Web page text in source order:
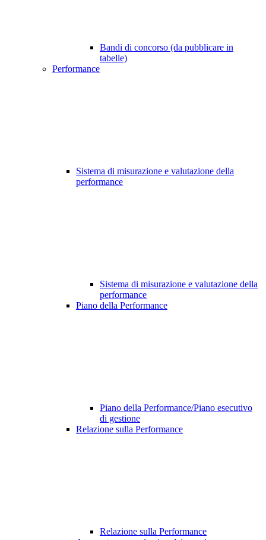
Bandi di concorso (da pubblicare in
tabelle)
Performance
Sistema di misurazione e valutazione della
performance
Sistema di misurazione e valutazione della
performance
Piano della Performance
Piano della Performance/Piano esecutivo
di gestione
Relazione sulla Performance
Relazione sulla Performance